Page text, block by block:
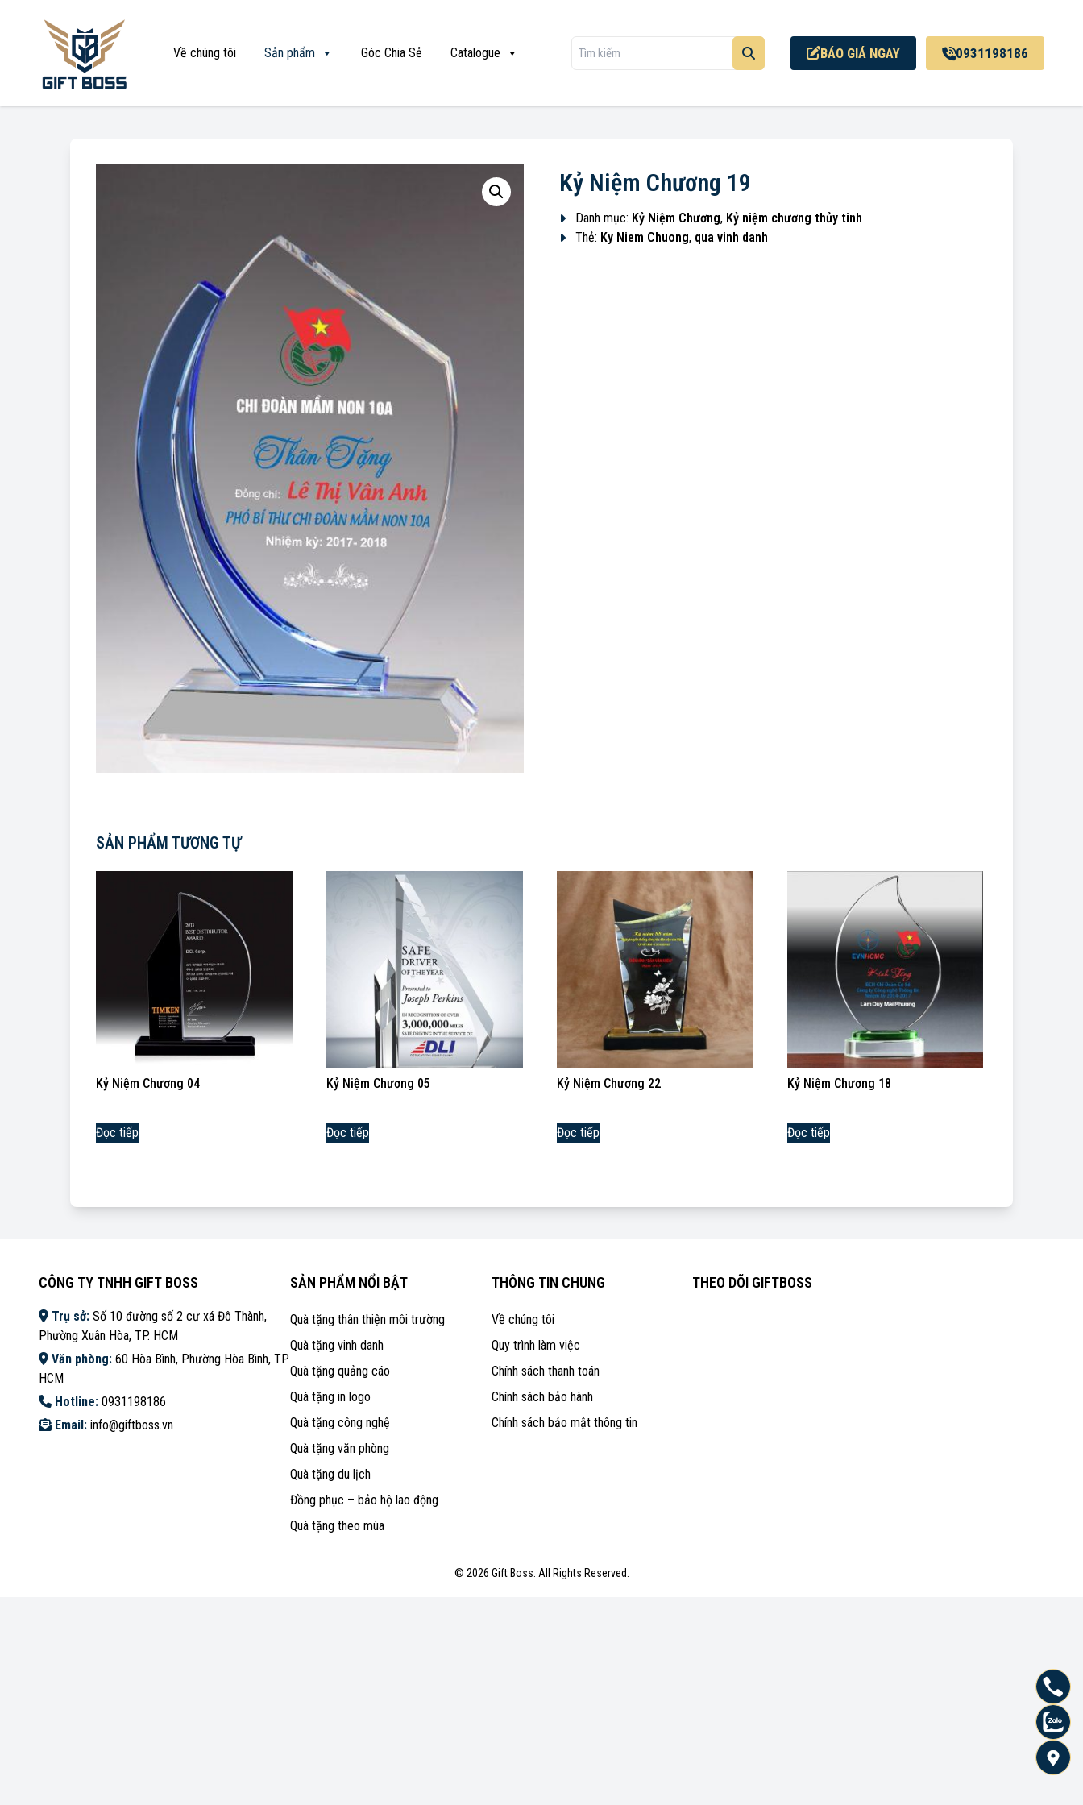
Về chúng tôi Sản phẩm Góc Chia Sẻ Catalogue BÁO GIÁ NGAY 0931198186
Kỷ Niệm Chương 19
Danh mục: Kỷ Niệm Chương, Kỷ niệm chương thủy tinh
Thẻ: Ky Niem Chuong, qua vinh danh
SẢN PHẨM TƯƠNG TỰ
Kỷ Niệm Chương 04
Đọc tiếp
Kỷ Niệm Chương 05
Đọc tiếp
Kỷ Niệm Chương 22
Đọc tiếp
Kỷ Niệm Chương 18
Đọc tiếp
CÔNG TY TNHH GIFT BOSS
Trụ sở: Số 10 đường số 2 cư xá Đô Thành,
Phường Xuân Hòa, TP. HCM
Văn phòng: 60 Hòa Bình, Phường Hòa Bình, TP.
HCM
Hotline: 0931198186
Email: info@giftboss.vn
SẢN PHẨM NỔI BẬT
Quà tặng thân thiện môi trường
Quà tặng vinh danh
Quà tặng quảng cáo
Quà tặng in logo
Quà tặng công nghệ
Quà tặng văn phòng
Quà tặng du lịch
Đồng phục – bảo hộ lao động
Quà tặng theo mùa
THÔNG TIN CHUNG
Về chúng tôi
Quy trình làm việc
Chính sách thanh toán
Chính sách bảo hành
Chính sách bảo mật thông tin
THEO DÕI GIFTBOSS
© 2026 Gift Boss. All Rights Reserved.